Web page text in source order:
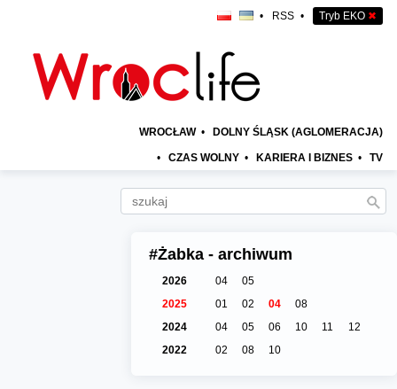
• RSS • Tryb EKO ✖
WROCŁAW • DOLNY ŚLĄSK (AGLOMERACJA)
• CZAS WOLNY • KARIERA I BIZNES • TV
#Żabka - archiwum
2026 04
05
2025
01 02 04
08
2024
04 05 06 10 11
12
2022
02 08 10